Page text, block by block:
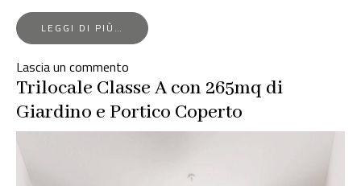
LEGGI DI PIÙ…
FROM
VARESE
IN
CENTRO
Lascia un commento
Varese
cappartamento
in
Trilocale Classe A con 265mq di
Giardino e Portico Coperto